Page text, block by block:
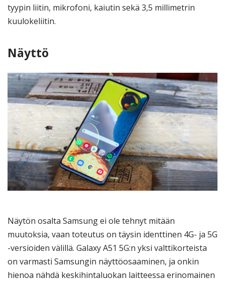
tyypin liitin, mikrofoni, kaiutin sekä 3,5 millimetrin
kuulokeliitin.
Näyttö
Näytön osalta Samsung ei ole tehnyt mitään
muutoksia, vaan toteutus on täysin identtinen 4G- ja 5G
-versioiden välillä. Galaxy A51 5G:n yksi valttikorteista
on varmasti Samsungin näyttöosaaminen, ja onkin
hienoa nähdä keskihintaluokan laitteessa erinomainen